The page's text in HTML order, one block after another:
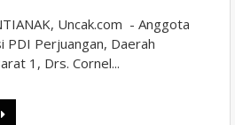
Uncak.com - Anggota
PDI Perjuangan, Daerah
1, Drs. Cornel...